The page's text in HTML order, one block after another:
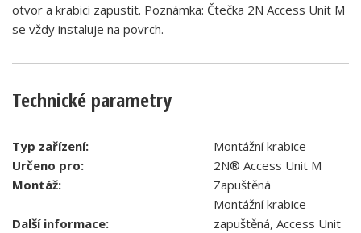
otvor a krabici zapustit. Poznámka: Čtečka 2N Access Unit M
se vždy instaluje na povrch.
Technické parametry
Typ zařízení:
Montážní krabice
Určeno pro:
2N® Access Unit M
Montáž:
Zapuštěná
Další informace:
Montážní krabice
zapuštěná, Access Unit